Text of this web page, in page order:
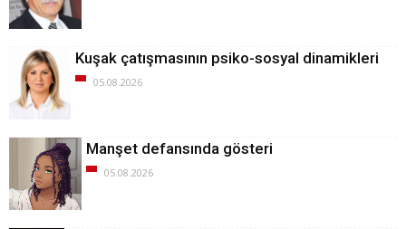
Kuşak çatışmasının psiko-sosyal dinamikleri
05.08.2026
Manşet defansında gösteri
05.08.2026